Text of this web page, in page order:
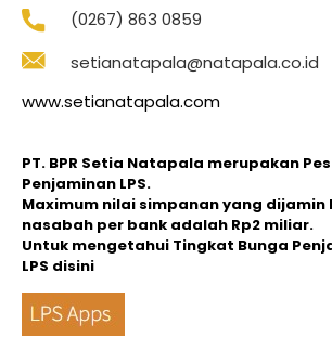
(0267) 863 0859
setianatapala@natapala.co.id
www.setianatapala.com
PT. BPR Setia Natapala merupakan
Penjaminan LPS.
Maximum nilai simpanan yang dijamin
nasabah per bank adalah Rp2 miliar.
Untuk mengetahui Tingkat Bunga
LPS disini